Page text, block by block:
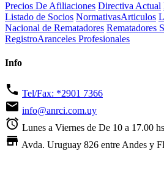
Precios De Afiliaciones Directiva Actual
Listado de Socios NormativasArticulos
Nacional de Rematadores Rematadores
RegistroAranceles Profesionales
Info
phone Tel/Fax: *2901 7366
markunread info@anrci.com.uy
alarm Lunes a Viernes de De 10 a 17.00
store Avda. Uruguay 826 entre Andes y